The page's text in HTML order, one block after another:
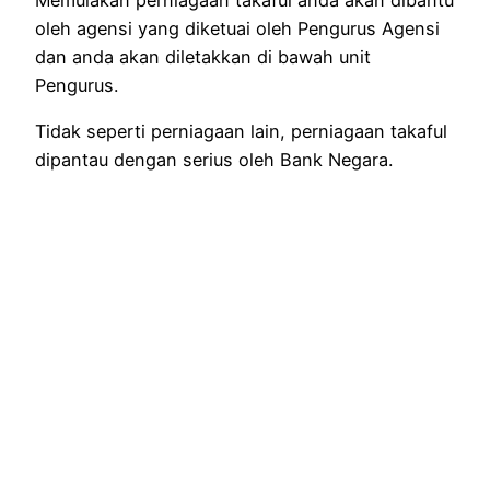
oleh agensi yang diketuai oleh Pengurus Agensi
dan anda akan diletakkan di bawah unit
Pengurus.
Tidak seperti perniagaan lain, perniagaan takaful
dipantau dengan serius oleh Bank Negara.